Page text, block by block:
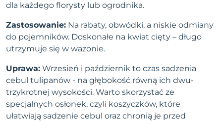
dla każdego florysty lub ogrodnika.
Zastosowanie: Na rabaty, obwódki, a niskie odmiany
do pojemników. Doskonałe na kwiat cięty – długo
utrzymuje się w wazonie.
Uprawa: Wrzesień i październik to czas sadzenia
cebul tulipanów - na głębokość równą ich dwu-
trzykrotnej wysokości. Warto skorzystać ze
specjalnych osłonek, czyli koszyczków, które
ułatwiają sadzenie cebul oraz chronią je przed